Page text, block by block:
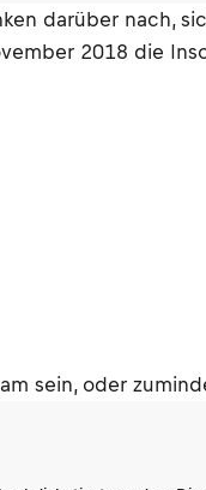
darüber nach,
2018 die
sein, oder